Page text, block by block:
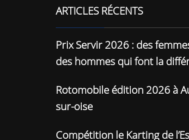
ARTICLES RÉCENTS
Prix Servir 2026 : des
des hommes qui font la
Rotomobile édition 2026 à
sur-oise
Compétition le Karting de